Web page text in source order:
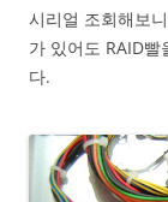
시리얼 조회해보
가 있어도 RAID
다.